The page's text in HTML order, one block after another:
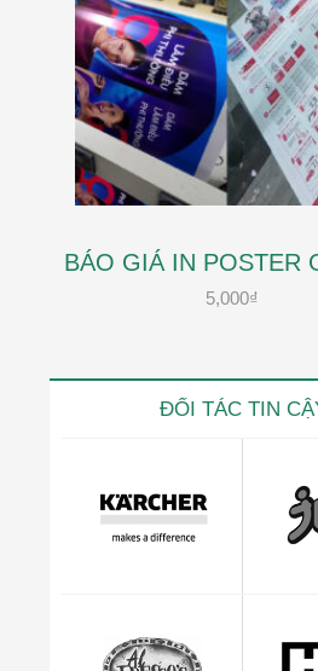
BÁO GIÁ IN POSTER
5,000₫
ĐỐI TÁC TIN